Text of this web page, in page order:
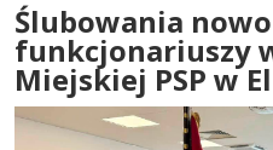
Ślubowania
funkcjonariuszy
Miejskiej PSP w